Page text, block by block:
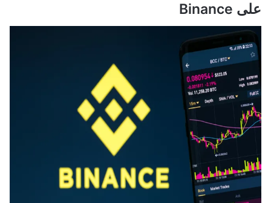
على Binance